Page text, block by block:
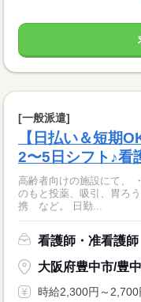
[一般派遣]
【日払い＆短期
2〜5日シフト♪看
高齢者向けの施設にて、
のもと投薬、吸引、胃ろ
携 など。 日勤...
看護師・准看護師
大阪府豊中市/豊
時給2,300円～2,700